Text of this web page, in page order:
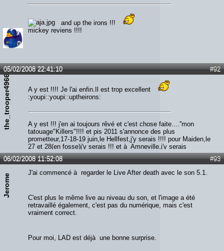
and up the irons !!!
mickey reviens !!!!
#92
05/02/2008 22:41:10
the_trooper49666
A y est !!!! Je l'ai enfin.Il est trop excellent
:youpi::youpi::uptheirons:
A y est !!! j'en ai toujours rêvé et c'est chose faite....''mon
tatouage"Killers"!!!! et pis 2011 s'annonce des plus
prometteur,17-18-19 juin,le Hellfest,j'y serais !!!! pour Maiden,le
27 et 28(en fosse)j'y serais !!! et à Amneville,j'y serais
également !!!!! alors qui m'aime me suive...Screammmmm
Forrrrr Meeeee!!!!!!
#93
06/02/2008 11:52:08
Jerome
J'ai commencé à regarder le Live After death avec le son 5.1.
C'est plus le même live au niveau du son, et l'image a été
retravaillé également, c'est pas du numérique, mais c'est
vraiment correct.
Pour moi, LAD est déjà une bonne surprise.